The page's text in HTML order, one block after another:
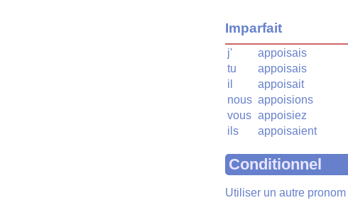
Imparfait
j'
appoisais
tu
appoisais
il
appoisait
nous appoisions
vous appoisiez
ils
appoisaient
Conditionnel
Utiliser un autre